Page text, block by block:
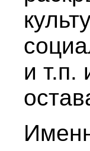
и т.п.